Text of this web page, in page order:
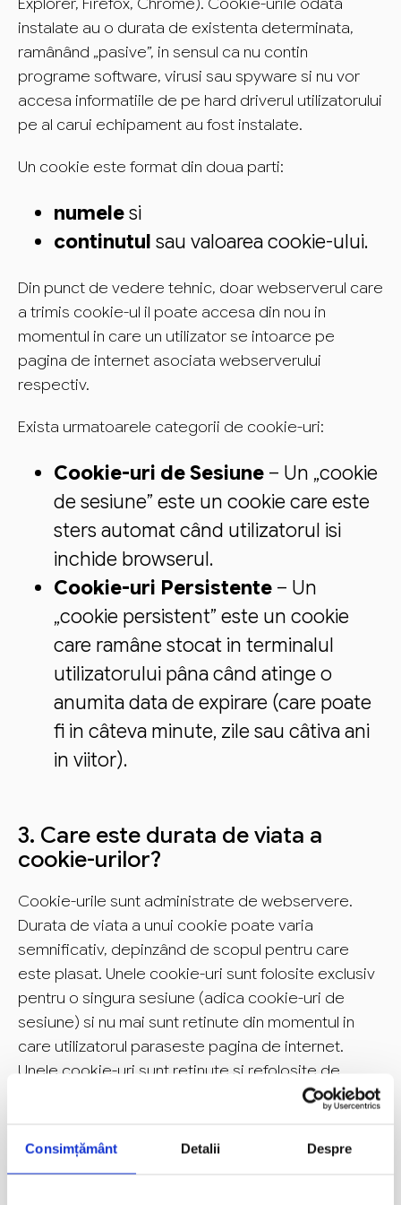
Consimțământ Detalii Despre
instalate au o durata de existenta determinata,
ramânând „pasive”, in sensul ca nu contin
programe software, virusi sau spyware si nu vor
accesa informatiile de pe hard driverul utilizatorului
pe al carui echipament au fost instalate.
Un cookie este format din doua parti:
numelesi
continutul sau valoarea cookie-ului.
Din punct de vedere tehnic, doar webserverul care
a trimis cookie-ul il poate accesa din nou in
momentul in care un utilizator se intoarce pe
pagina de internet asociata webserverului
respectiv.
Exista urmatoarele categorii de cookie-uri:
Cookie-uri de Sesiune – Un „cookie
de sesiune” este un cookie care este
sters automat când utilizatorul isi
inchide browserul.
Cookie-uri Persistente – Un
„cookie persistent” este un cookie
care ramâne stocat in terminalul
utilizatorului pâna când atinge o
anumita data de expirare (care poate
fi in câteva minute, zile sau câtiva ani
in viitor).
3. Care este durata de viata a
cookie-urilor?
Cookie-urile sunt administrate de webservere.
Durata de viata a unui cookie poate varia
semnificativ, depinzând de scopul pentru care
este plasat. Unele cookie-uri sunt folosite exclusiv
pentru o singura sesiune (adica cookie-uri de
sesiune) si nu mai sunt retinute din momentul in
care utilizatorul paraseste pagina de internet.
Unele cookie-uri sunt retinute si refolosite de
fiecare data când utilizatorul revine pe acea
Cu toate aceste, cookie-urile pot fi sterse de